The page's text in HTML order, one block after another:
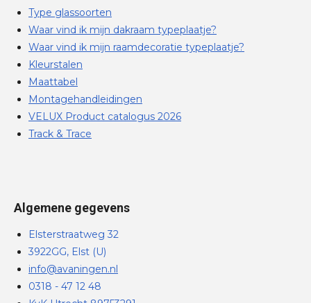
Type glassoorten
Waar vind ik mijn dakraam typeplaatje?
Waar vind ik mijn raamdecoratie typeplaatje?
Kleurstalen
Maattabel
Montagehandleidingen
VELUX Product catalogus 2026
Track & Trace
Algemene gegevens
Elsterstraatweg 32
3922GG, Elst (U)
info@avaningen.nl
0318 - 47 12 48